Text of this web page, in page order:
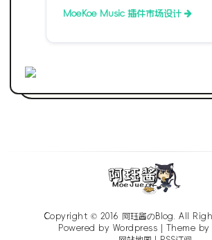
MoeKoe Music 插件市场设计
Copyright © 2016 阿珏酱のBlog
. All
Powered by Wordpress | Theme by